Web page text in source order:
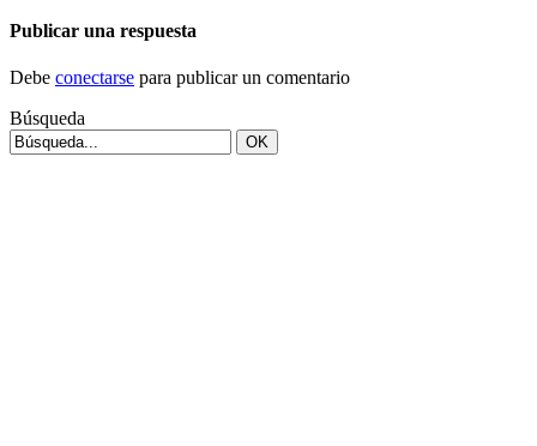
Publicar una respuesta
Debe conectarse para publicar un comentario
Búsqueda